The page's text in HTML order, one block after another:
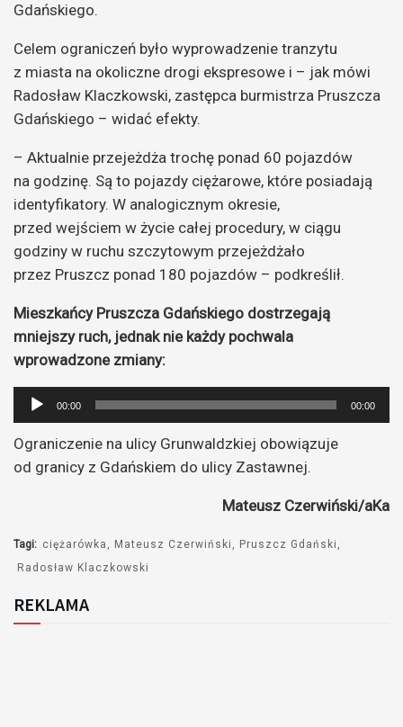
Gdańskiego.
Celem ograniczeń było wyprowadzenie tranzytu
z miasta na okoliczne drogi ekspresowe i – jak mówi
Radosław Klaczkowski, zastępca burmistrza Pruszcza
Gdańskiego – widać efekty.
– Aktualnie przejeżdża trochę ponad 60 pojazdów
na godzinę. Są to pojazdy ciężarowe, które posiadają
identyfikatory. W analogicznym okresie,
przed wejściem w życie całej procedury, w ciągu
godziny w ruchu szczytowym przejeżdżało
przez Pruszcz ponad 180 pojazdów – podkreślił.
Mieszkańcy Pruszcza Gdańskiego dostrzegają
mniejszy ruch, jednak nie każdy pochwala
wprowadzone zmiany:
Odtwarzacz
plików
dźwiękowych
00:00 00:00
Ograniczenie na ulicy Grunwaldzkiej obowiązuje
od granicy z Gdańskiem do ulicy Zastawnej.
Mateusz Czerwiński/aKa
Tagi: ciężarówka Mateusz Czerwiński
Pruszcz Gdański
Radosław Klaczkowski
REKLAMA